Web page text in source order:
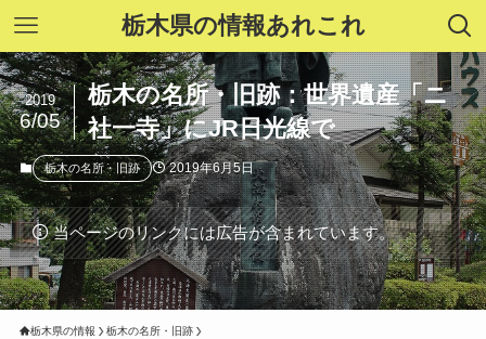
栃木県の情報あれこれ
栃木の名所・旧跡：世界遺産「ニ
社一寺」にJR日光線で
2019
6/05
栃木の名所・旧跡 2019年6月5日
当ページのリンクには広告が含まれています。
栃木県の情報 栃木の名所・旧跡